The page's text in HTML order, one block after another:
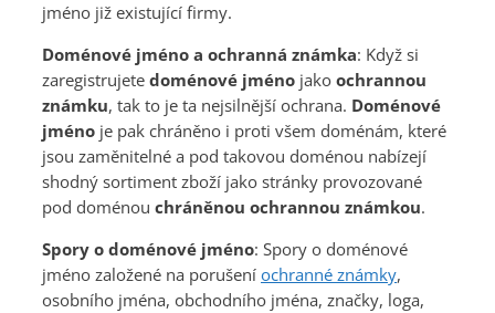
jméno již existující firmy.
Doménové jméno a ochranná známka: Když si
zaregistrujete doménové jméno jako ochrannou
známku, tak to je ta nejsilnější ochrana. Doménové
jméno je pak chráněno i proti všem doménám, které
jsou zaměnitelné a pod takovou doménou nabízejí
shodný sortiment zboží jako stránky provozované
pod doménou chráněnou ochrannou známkou.
Spory o doménové jméno: Spory o doménové
jméno založené na porušení ochranné známky,
osobního jména, obchodního jména, značky, loga,